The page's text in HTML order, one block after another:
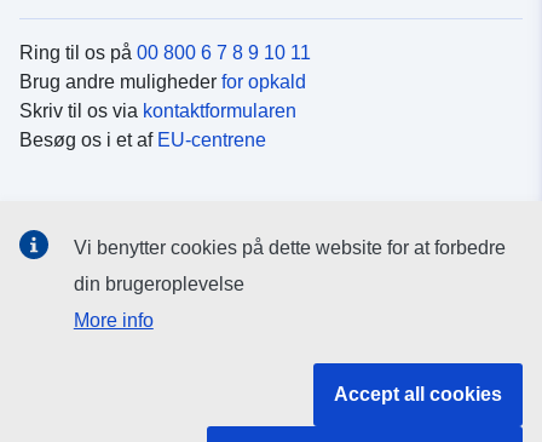
Ring til os på 00 800 6 7 8 9 10 11
Brug andre muligheder for opkald
Skriv til os via kontaktformularen
Besøg os i et af EU-centrene
Søg efter EU's sider påsociale medier
EU-institutioner og -organer
Vi benytter cookies på dette website for at forbedre
din brugeroplevelse
More info
Accept all cookies